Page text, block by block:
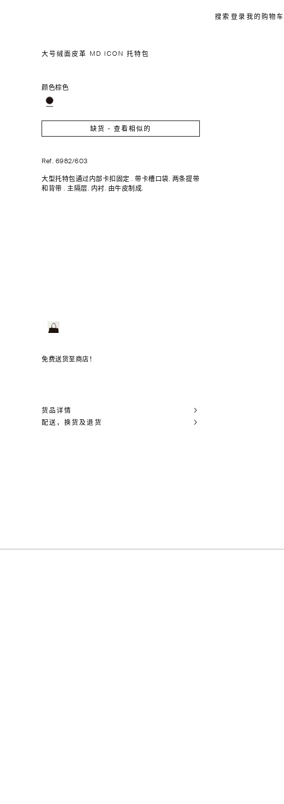
搜索 登录 我的购物车
大号绒面皮革 MD ICON 托特包
颜色棕色
缺货 - 查看相似的
Ref. 6982/603
大型托特包通过内部卡扣固定 . 带卡槽口袋. 两条提带
和背带 . 主隔层. 内衬. 由牛皮制成.
免费送货至商店！
货品详情
配送，换货及退货